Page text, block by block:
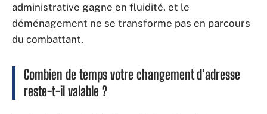
administrative gagne en fluidité, et le
déménagement ne se transforme pas en parcours
du combattant.
Combien de temps votre changement d’adresse
reste-t-il valable ?